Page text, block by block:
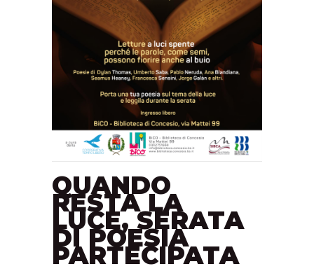
QUANDO
RESTA LA
LUCE, SERATA
DI POESIA
PARTECIPATA